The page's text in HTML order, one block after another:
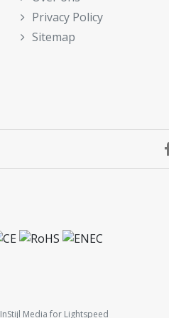
Privacy Policy
Sitemap
InStijl Media for Lightspeed